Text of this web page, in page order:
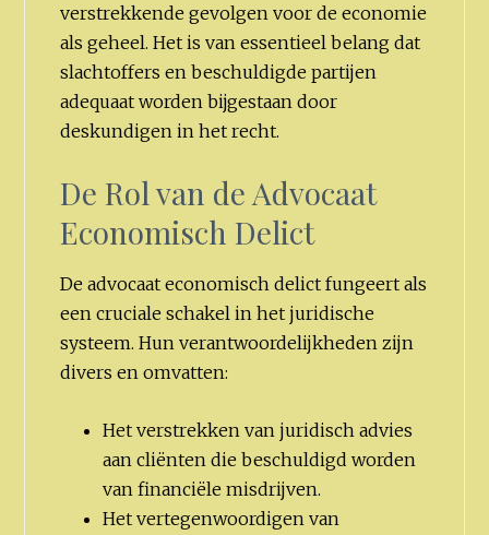
verstrekkende gevolgen voor de economie
als geheel. Het is van essentieel belang dat
slachtoffers en beschuldigde partijen
adequaat worden bijgestaan door
deskundigen in het recht.
De Rol van de Advocaat
Economisch Delict
De advocaat economisch delict fungeert als
een cruciale schakel in het juridische
systeem. Hun verantwoordelijkheden zijn
divers en omvatten:
Het verstrekken van juridisch advies
aan cliënten die beschuldigd worden
van financiële misdrijven.
Het vertegenwoordigen van